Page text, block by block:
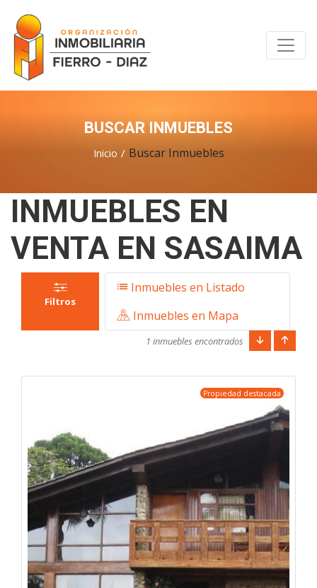
BUSCAR INMUEBLES
Inicio Buscar Inmuebles
INMUEBLES EN
VENTA EN SASAIMA
Filtros
Inmuebles en Listado
Inmuebles en Mapa
1 inmuebles encontrados
Propiedad destacada